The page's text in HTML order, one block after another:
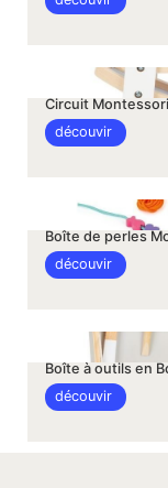
Circuit
découvir
Boîte de perles
découvir
Boîte à outils en
découvir